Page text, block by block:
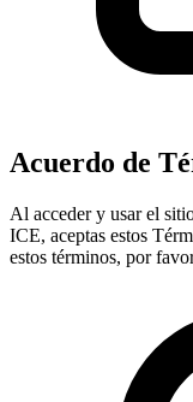
Acuerdo de
Al acceder y usar el
ICE, aceptas estos
estos términos, por